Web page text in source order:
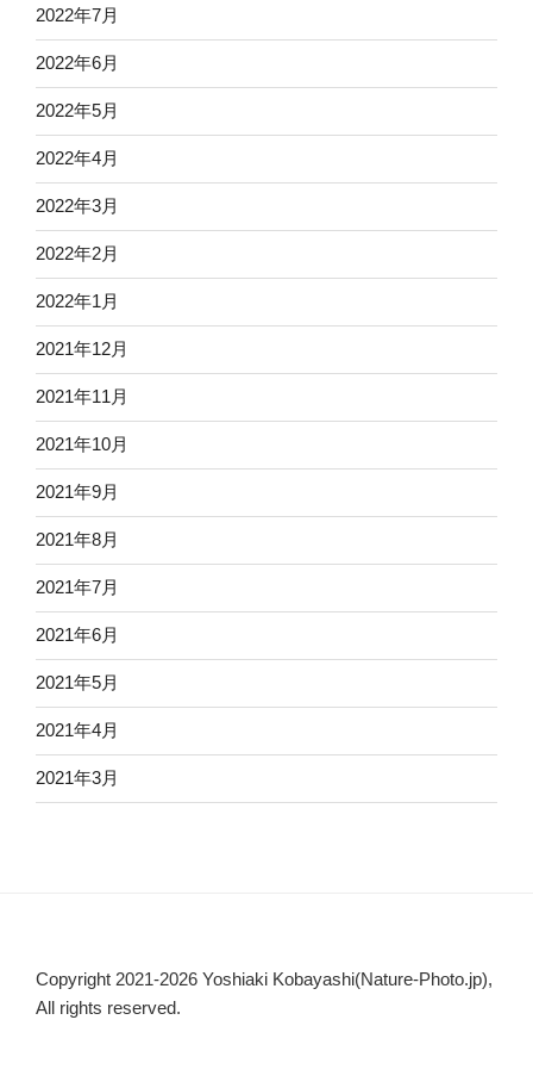
2022年7月
2022年6月
2022年5月
2022年4月
2022年3月
2022年2月
2022年1月
2021年12月
2021年11月
2021年10月
2021年9月
2021年8月
2021年7月
2021年6月
2021年5月
2021年4月
2021年3月
Copyright 2021-2026 Yoshiaki Kobayashi(Nature-Photo.jp),
All rights reserved.